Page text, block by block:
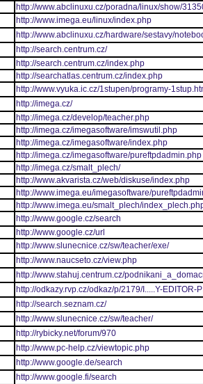
http://www.abclinuxu.cz/poradna/linux/show/
http://www.imega.eu/linux/index.php
http://www.abclinuxu.cz/hardware/sestavy/
http://search.centrum.cz/
http://search.centrum.cz/index.php
http://searchatlas.centrum.cz/index.php
http://www.vyuka.ic.cz/1stupen/programy-
http://imega.cz/
http://imega.cz/develop/teacher.php
http://imega.cz/imegasoftware/imswutil.php
http://imega.cz/imegasoftware/index.php
http://imega.cz/imegasoftware/pureftpdadmin.php
http://imega.cz/smalt_plech/
http://www.akvarista.cz/web/diskuse/index.php
http://www.imega.eu/imegasoftware/
http://www.imega.eu/smalt_plech/
http://www.google.cz/search
http://www.google.cz/url
http://www.slunecnice.cz/sw/teacher/exe/
http://www.naucseto.cz/view.php
http://www.stahuj.centrum.cz/
http://odkazy.rvp.cz/odkaz/p/2179/I.....Y-
http://search.seznam.cz/
http://www.slunecnice.cz/sw/teacher/
http://rybicky.net/forum/970
http://www.pc-help.cz/viewtopic.php
http://www.google.de/search
http://www.google.fi/search